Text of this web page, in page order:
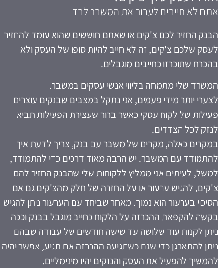
אתם לא חייבים לעבור את המשבר לבד​
הבנק החזיר לכם צ'קים או שאתם חוששים שהוא עומד להחזיר
לעסק שלכם צ'קים, זה לא חייב להיות סופו של העסק ולא
בהכרח שתוכרזו כחייבים מוגבלים.
המשרד שלי מתמחה בליווי אנשי עסקים במשבר.
לצערי יותר מידי פעמים, אני נתקל במצבים שבנקים עוצרים
פעילות של לקוח עסקי כאשר ברור שעצירת הפעילות תביא
לנזק לכל הצדדים.
במקרים כאלה, מקרים של משבר עם בנק, צריך לדעת איך
להתמודד עם המשבר. יש הרבה מאוד דרכים כדי להתמודד,
למשל, לעיתים אני ממליץ ללקוחות שלי שהבנק החזיר להם
צ'קים, להגיש ערעור או על החזרה של חלק מהצ'קים גם אם
הסיכוי בערעור הוא נמוך. מאחר שביחד עם הערעור ניתן להגיש
בקשה להקפאת ההכרזה על הלקוח כחייב מוגבל בבנק וככה
ניתן לקנות עוד שלושה עד שישה חודשים של עבודה שבהם
ניתן להתארגן כדי שגם כשתגיעה ההכרזה אם תגיע, אפשר יהיה
להמשיך להפעיל את העסק והנזקים יהיו מינימליים.